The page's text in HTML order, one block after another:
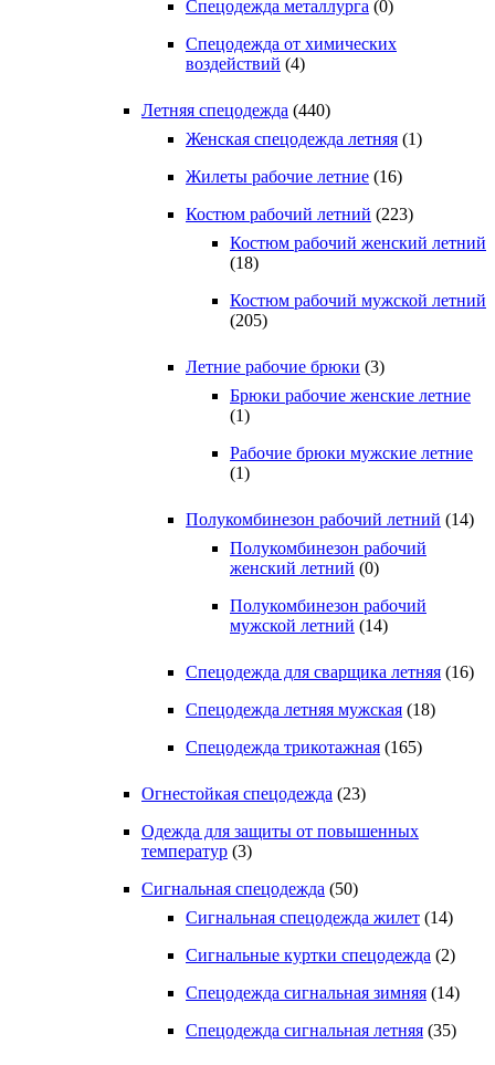
Спецодежда металлурга (0)
Спецодежда от химических
воздействий (4)
Летняя спецодежда (440)
Женская спецодежда летняя (1)
Жилеты рабочие летние (16)
Костюм рабочий летний (223)
Костюм рабочий женский летний
(18)
Костюм рабочий мужской летний
(205)
Летние рабочие брюки (3)
Брюки рабочие женские летние
(1)
Рабочие брюки мужские летние
(1)
Полукомбинезон рабочий летний (14)
Полукомбинезон рабочий
женский летний (0)
Полукомбинезон рабочий
мужской летний (14)
Спецодежда для сварщика летняя (16)
Спецодежда летняя мужская (18)
Спецодежда трикотажная (165)
Огнестойкая спецодежда (23)
Одежда для защиты от повышенных
температур (3)
Сигнальная спецодежда (50)
Сигнальная спецодежда жилет (14)
Сигнальные куртки спецодежда (2)
Спецодежда сигнальная зимняя (14)
Спецодежда сигнальная летняя (35)